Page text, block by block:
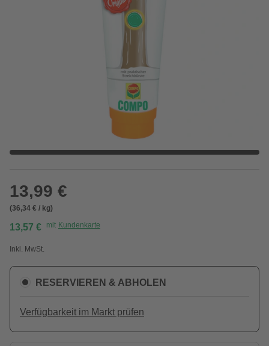
13,99 €
(36,34 € / kg)
13,57 € mit Kundenkarte
Inkl. MwSt.
RESERVIEREN & ABHOLEN
Verfügbarkeit im Markt prüfen